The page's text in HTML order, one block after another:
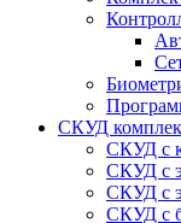
СКУД
СКУД с
СКУД с
СКУД с
СКУД с